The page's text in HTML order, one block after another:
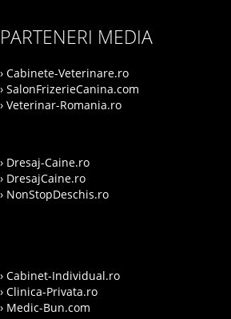
PARTENERI MEDIA
› Cabinete-Veterinare.ro
› SalonFrizerieCanina.com
› Veterinar-Romania.ro
› Dresaj-Caine.ro
› DresajCaine.ro
› NonStopDeschis.ro
› Cabinet-Individual.ro
› Clinica-Privata.ro
› Medic-Bun.com